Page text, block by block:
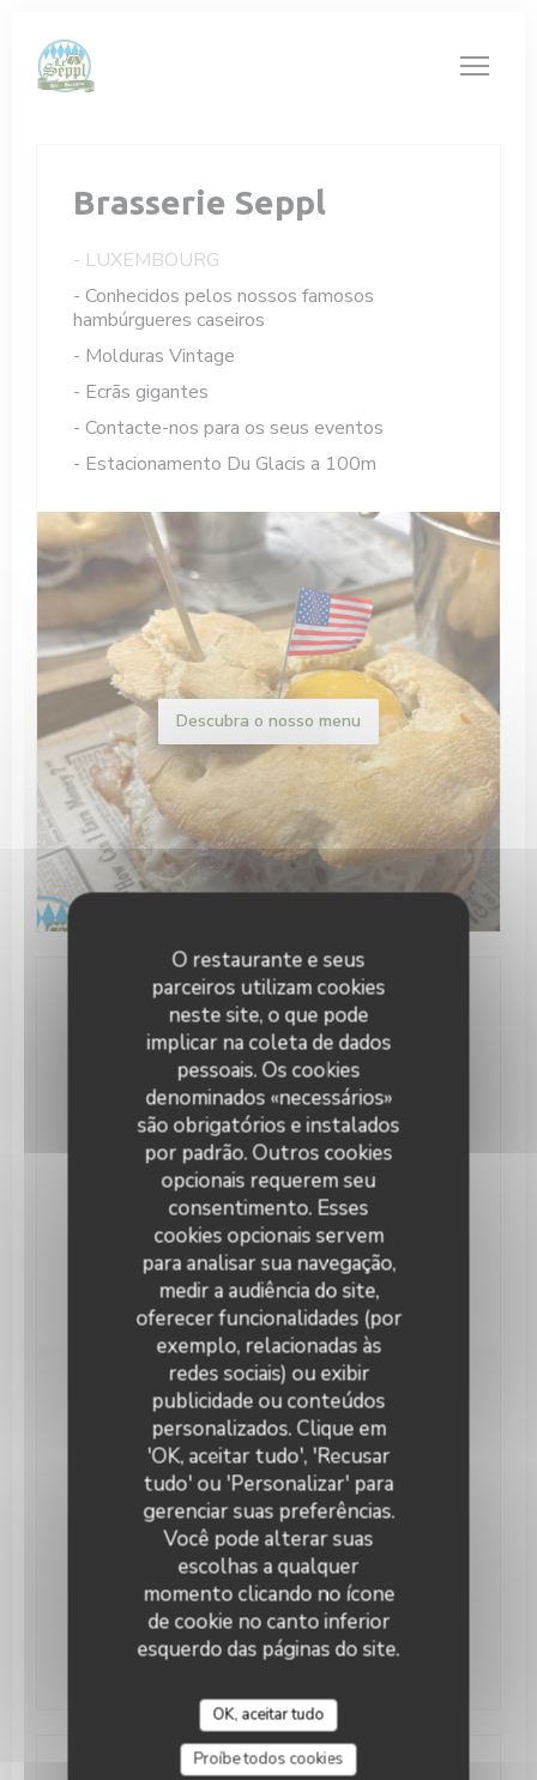
O restaurante e seus
parceiros utilizam cookies
neste site, o que pode
implicar na coleta de dados
pessoais. Os cookies
denominados «necessários»
são obrigatórios e instalados
por padrão. Outros cookies
opcionais requerem seu
consentimento. Esses
cookies opcionais servem
para analisar sua navegação,
medir a audiência do site,
oferecer funcionalidades (por
exemplo, relacionadas às
redes sociais) ou exibir
publicidade ou conteúdos
personalizados. Clique em
'OK, aceitar tudo', 'Recusar
tudo' ou 'Personalizar' para
gerenciar suas preferências.
Você pode alterar suas
escolhas a qualquer
momento clicando no ícone
de cookie no canto inferior
esquerdo das páginas do site.
OK, aceitar tudo
Proíbe todos cookies
Brasserie Seppl
- LUXEMBOURG
- Conhecidos pelos nossos famosos
hambúrgueres caseiros
- Molduras Vintage
- Ecrãs gigantes
- Contacte-nos para os seus eventos
- Estacionamento Du Glacis a 100m
Descubra o nosso menu
Informações gerais
Culinária
Caseiro
Tipo de empresa
Serviços
Privatização, Esplanada
Métodos de pagamento
Ticket Restaurante, Eurocard/Mastercard, Dinheiro,
Visa, Cartão Azul
Horário de abertura
11:30 - 14:30 • 17:00 - 00:00
Sexta-feira 11:30 - 14:30 17:00 - 01:00
17:00 - 01:00
Domingo 11:00 - 16:00